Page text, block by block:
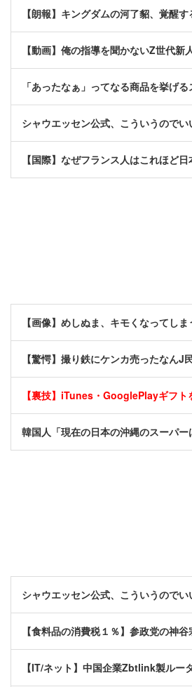
【朗報】キングダムの河了貂、覚醒す
【動画】俺の指導を聞かないZ世代
「あったなぁ」ってなる商品を挙げる
シャウエッセン公式、こういうので
【国際】なぜフランス人はこれほど
【画像】めしぬま、キモくなってしま
【驚愕】撮り鉄にケンカ売ったなん
【裏技】iTunes・GooglePlayギフ
韓国人「現在の日本の沖縄のスーパー
シャウエッセン公式、こういうので
【食料品の消費税１％】参政党の神
【IT/ネット】中国企業Zbtlink製ルー